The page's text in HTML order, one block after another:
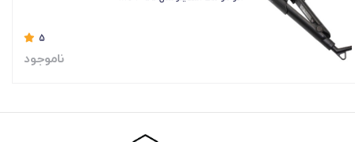
5
ناموجود